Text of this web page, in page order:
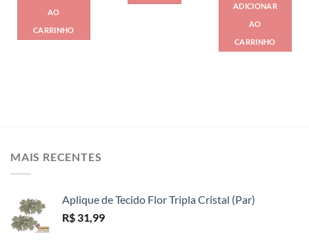
AO
CARRINHO
ADICIONAR
AO
CARRINHO
MAIS RECENTES
Aplique de Tecido Flor Tripla Cristal (Par)
R$ 31,99